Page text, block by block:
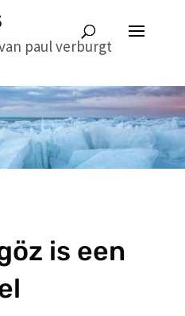
paul verburgt
is een